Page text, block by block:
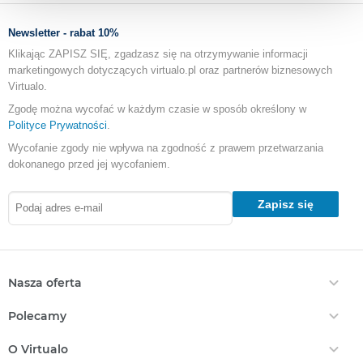
Newsletter - rabat 10%
Klikając ZAPISZ SIĘ, zgadzasz się na otrzymywanie informacji
marketingowych dotyczących virtualo.pl oraz partnerów biznesowych
Virtualo.
Zgodę można wycofać w każdym czasie w sposób określony w
Polityce Prywatności
Wycofanie zgody nie wpływa na zgodność z prawem przetwarzania
dokonanego przed jej wycofaniem.
Zapisz się
Nasza oferta
Audiobooki
EPrasa
Polecamy
O Virtualo